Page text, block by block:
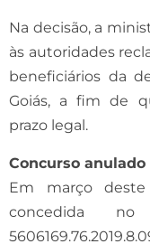
Na decisão, a
às autoridades
beneficiários da
Goiás, a fim de
prazo legal.
Concurso anulado
Em março
concedida no